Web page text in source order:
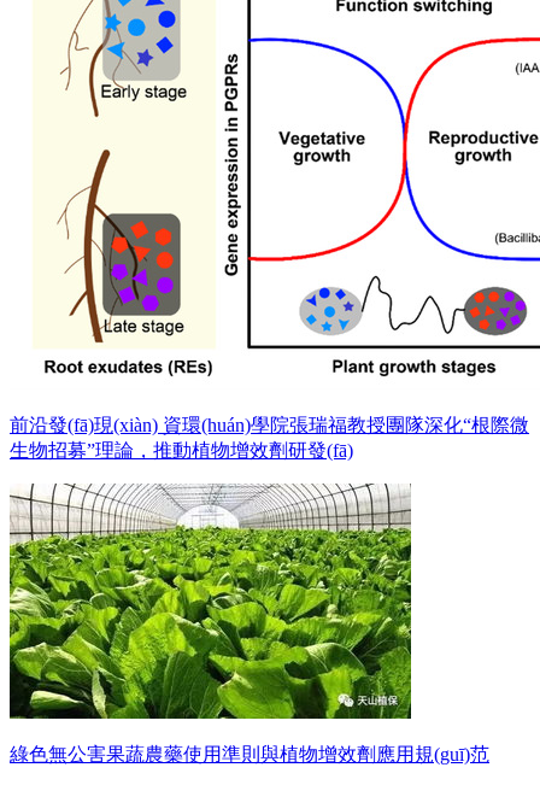
前沿發(fā)現(xiàn) 資環(huán)學院張瑞福教授團隊深化“根際微
生物招募”理論，推動植物增效劑研發(fā)
綠色無公害果蔬農藥使用準則與植物增效劑應用規(guī)范